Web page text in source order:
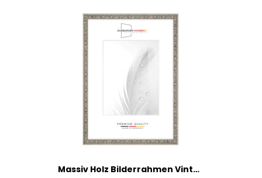
Massiv Holz Bilderrahmen Vintage Retro 13 x 18 cm in Alt-Silber Barock | inkl. bruchsicherer Anti-Reflex Kunstglasscheibe | Rahmen für Poster | Puzzle | Foto collage DR110